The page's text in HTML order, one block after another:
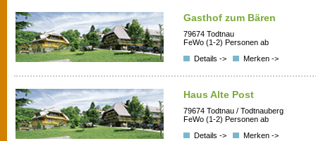
Gasthof zum Bären
79674 Todtnau
FeWo (1-2) Personen ab
Details ->
Merken ->
Haus Alte Post
79674 Todtnau / Todtnauberg
FeWo (1-2) Personen ab
Details ->
Merken ->